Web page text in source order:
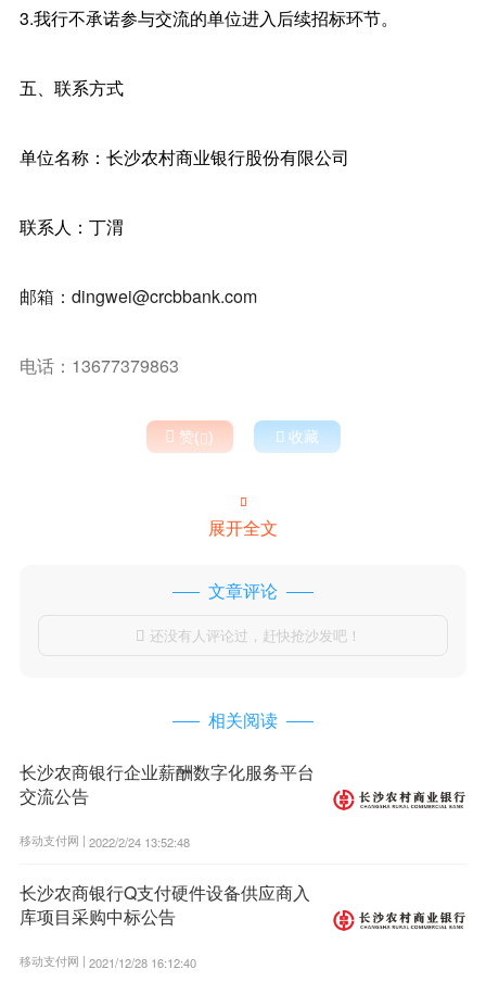
3.我行不承诺参与交流的单位进入后续招标环节。
五、联系方式
单位名称：长沙农村商业银行股份有限公司
联系人：丁渭
邮箱：dingwei@crcbbank.com
电话：13677379863
 赞()  收藏

展开全文
文章评论
 还没有人评论过，赶快抢沙发吧！
相关阅读
长沙农商银行企业薪酬数字化服务平台
交流公告
移动支付网 | 2022/2/24 13:52:48
长沙农商银行Q支付硬件设备供应商入
库项目采购中标公告
移动支付网 | 2021/12/28 16:12:40